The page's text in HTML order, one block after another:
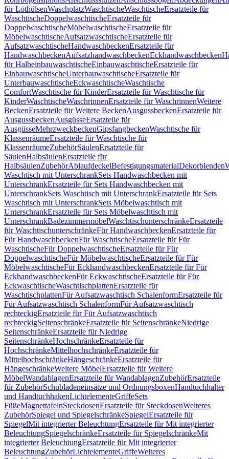
für LöthülsenWaschplatzWaschtischeWaschtischeErsatzteile für
WaschtischeDoppelwaschtischeErsatzteile für
DoppelwaschtischeMöbelwaschtischeErsatzteile für
MöbelwaschtischeAufsatzwaschtischeErsatzteile für
AufsatzwaschtischeHandwaschbeckenErsatzteile für
HandwaschbeckenAufsatzhandwaschbeckenEckhandwaschbecken
für HalbeinbauwaschtischeEinbauwaschtischeErsatzteile für
EinbauwaschtischeUnterbauwaschtischeErsatzteile für
UnterbauwaschtischeEckwaschtischeWaschtische
ComfortWaschtische für KinderErsatzteile für Waschtische für
KinderWaschtischeWaschrinnenErsatzteile für WaschrinnenWeitere
BeckenErsatzteile für Weitere BeckenAusgussbeckenErsatzteile für
AusgussbeckenAusgüsseErsatzteile für
AusgüsseMehrzweckbeckenGipsfangbeckenWaschtische für
KlassenräumeErsatzteile für Waschtische für
KlassenräumeZubehörSäulenErsatzteile für
SäulenHalbsäulenErsatzteile für
HalbsäulenZubehörAblaufdeckelBefestigungsmaterialDekorblenden
Waschtisch mit UnterschrankSets Handwaschbecken mit
UnterschrankErsatzteile für Sets Handwaschbecken mit
UnterschrankSets Waschtisch mit UnterschrankErsatzteile für Sets
Waschtisch mit UnterschrankSets Möbelwaschtisch mit
UnterschrankErsatzteile für Sets Möbelwaschtisch mit
UnterschrankBadezimmermöbelWaschtischunterschränkeErsatzteile
für WaschtischunterschränkeFür HandwaschbeckenErsatzteile für
Für HandwaschbeckenFür WaschtischeErsatzteile für Für
WaschtischeFür DoppelwaschtischeErsatzteile für Für
DoppelwaschtischeFür MöbelwaschtischeErsatzteile für Für
MöbelwaschtischeFür EckhandwaschbeckenErsatzteile für Für
EckhandwaschbeckenFür EckwaschtischeErsatzteile für Für
EckwaschtischeWaschtischplattenErsatzteile für
WaschtischplattenFür Aufsatzwaschtisch SchalenformErsatzteile für
Für Aufsatzwaschtisch SchalenformFür Aufsatzwaschtisch
rechteckigErsatzteile für Für Aufsatzwaschtisch
rechteckigSeitenschränkeErsatzteile für SeitenschränkeNiedrige
SeitenschränkeErsatzteile für Niedrige
SeitenschränkeHochschränkeErsatzteile für
HochschränkeMittelhochschränkeErsatzteile für
MittelhochschränkeHängeschränkeErsatzteile für
HängeschränkeWeitere MöbelErsatzteile für Weitere
MöbelWandablagenErsatzteile für WandablagenZubehörErsatzteile
für ZubehörSchubladeneinsätze und OrdnungsboxenHandtuchhalter
und HandtuchhakenLichtelementeGriffeSets
FüßeMagnettafelnSteckdosenErsatzteile für SteckdosenWeiteres
ZubehörSpiegel und SpiegelschränkeSpiegelErsatzteile für
SpiegelMit integrierter BeleuchtungErsatzteile für Mit integrierter
BeleuchtungSpiegelschränkeErsatzteile für SpiegelschränkeMit
integrierter BeleuchtungErsatzteile für Mit integrierter
BeleuchtungZubehörLichtelementeGriffeWeiteres